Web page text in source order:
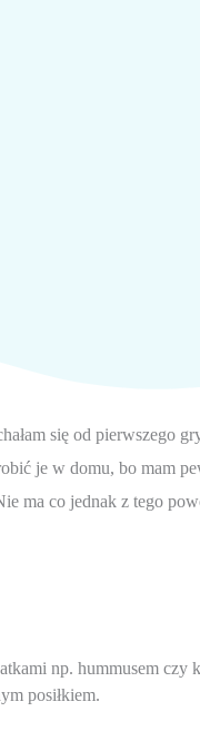
się od pierwszego
je w domu, bo mam
ma co jednak z tego
np. hummusem czy
posiłkiem.